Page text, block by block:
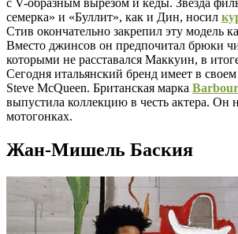
с V-образным вырезом и кеды. Звезда
семерка» и «Буллит», как и Дин, носил
Стив окончательно закрепил эту модель
Вместо джинсов он предпочитал брюки
которыми не расставался Маккуин, в
Сегодня итальянский бренд имеет в
Steve McQueen. Британская марка Barbour
выпустила коллекцию в честь актера. Он
мотогонках.
Жан-Мишель Баския